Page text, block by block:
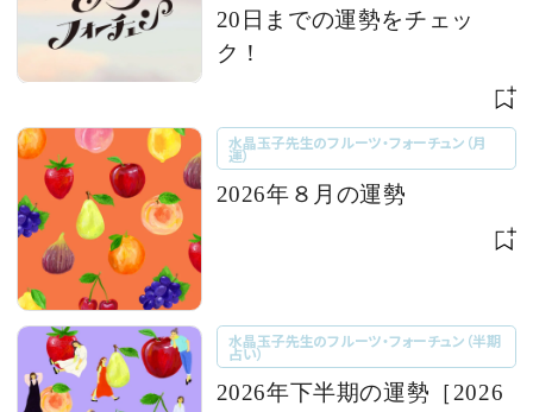
20日までの運勢をチェッ
ク！
水晶玉子先生のフルーツ・フォーチュン（月
運）
2026年８月の運勢
水晶玉子先生のフルーツ・フォーチュン（半期
占い）
2026年下半期の運勢［2026